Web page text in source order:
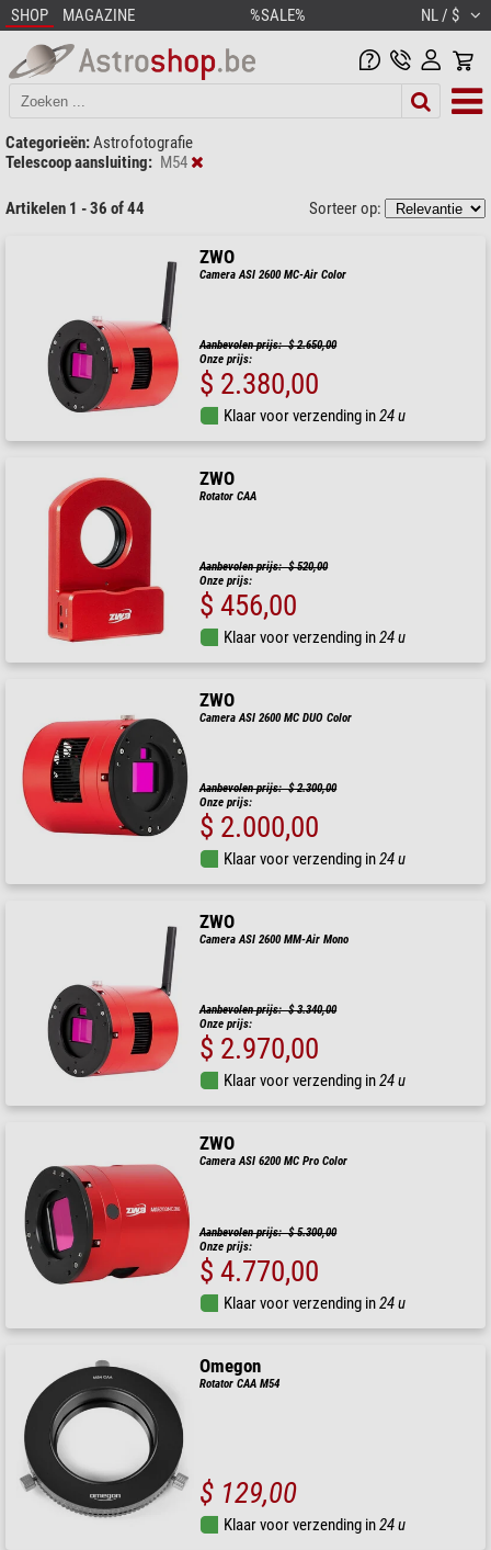
SHOP MAGAZINE %SALE% NL / $
Categorieën:Astrofotografie
Telescoop aansluiting: M54
Artikelen 1 - 36 of 44 Sorteer op:
ZWO
Camera ASI 2600 MC-Air Color
Aanbevolen prijs: $ 2.650,00
Onze prijs:
$ 2.380,00
Klaar voor verzending in24 u
ZWO
Rotator CAA
Aanbevolen prijs: $ 520,00
Onze prijs:
$ 456,00
Klaar voor verzending in24 u
ZWO
Camera ASI 2600 MC DUO Color
Aanbevolen prijs: $ 2.300,00
Onze prijs:
$ 2.000,00
Klaar voor verzending in24 u
ZWO
Camera ASI 2600 MM-Air Mono
Aanbevolen prijs: $ 3.340,00
Onze prijs:
$ 2.970,00
Klaar voor verzending in24 u
ZWO
Camera ASI 6200 MC Pro Color
Aanbevolen prijs: $ 5.300,00
Onze prijs:
$ 4.770,00
Klaar voor verzending in24 u
Omegon
Rotator CAA M54
$ 129,00
Klaar voor verzending in24 u